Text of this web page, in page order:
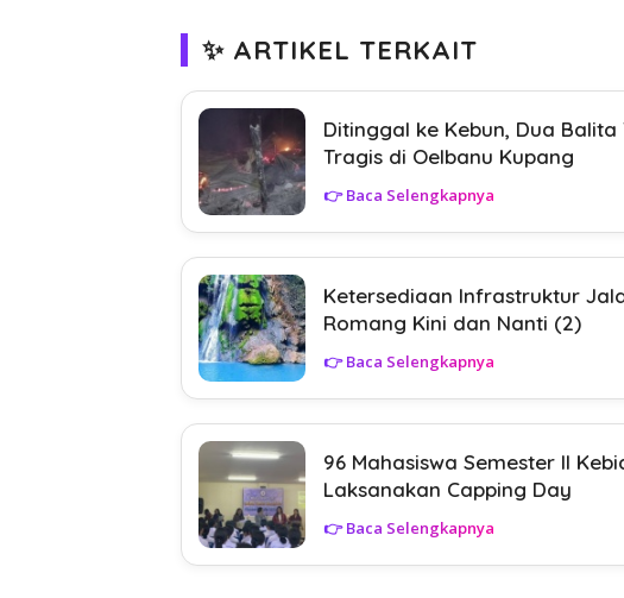
✨ ARTIKEL TERKAIT
Ditinggal ke Kebun, Dua
Tragis di Oelbanu Kupang
👉 Baca Selengkapnya
Ketersediaan Infrastruktur
Romang Kini dan Nanti (2)
👉 Baca Selengkapnya
96 Mahasiswa Semester II
Laksanakan Capping Day
👉 Baca Selengkapnya